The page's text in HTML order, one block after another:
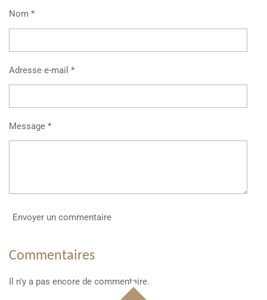
Nom *
Adresse e-mail *
Message *
Envoyer un commentaire
Commentaires
Il n'y a pas encore de commentaire.